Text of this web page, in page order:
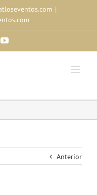
|
YouTube
Anterior